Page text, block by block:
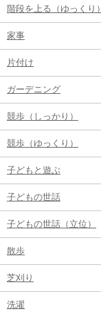
階段を上る（ゆっくり）
家事
片付け
ガーデニング
競歩（しっかり）
競歩（ゆっくり）
子どもと遊ぶ
子どもの世話
子どもの世話（立位）
散歩
芝刈り
洗濯